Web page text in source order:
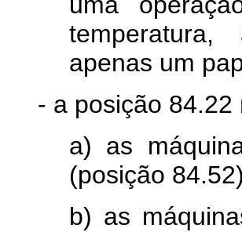
apenas um
- a posição
a) as
(posição
b) as